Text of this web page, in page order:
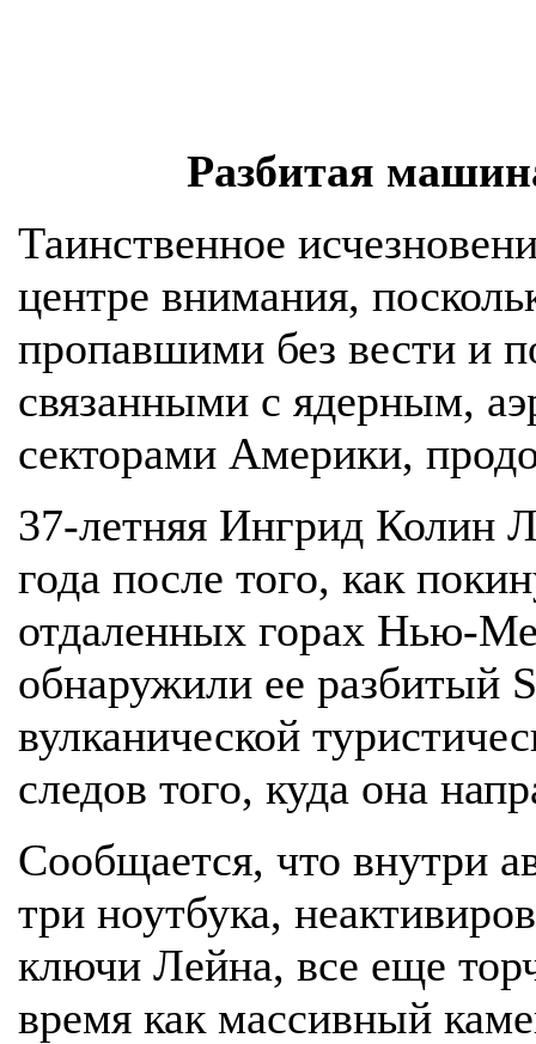
Разбитая
Таинственное
центре внимания,
пропавшими без вести и
связанными с ядерным,
секторами Америки,
37-летняя Ингрид Колин
года после того, как
отдаленных горах Нью-
обнаружили ее разбитый
вулканической
следов того, куда она
Сообщается, что внутри
три ноутбука,
ключи Лейна, все еще
время как массивный